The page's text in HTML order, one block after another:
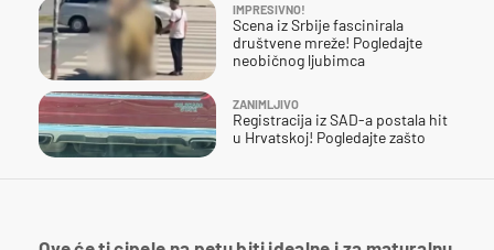
IMPRESIVNO!
Scena iz Srbije fascinirala
društvene mreže! Pogledajte
neobičnog ljubimca
ZANIMLJIVO
Registracija iz SAD-a postala hit
u Hrvatskoj! Pogledajte zašto